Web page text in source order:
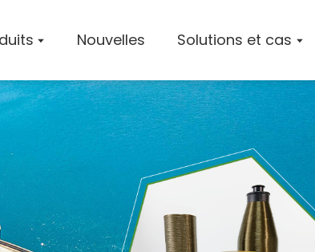
Nouvelles Solutions et cas
Profil De L'entreprise
Atelier
Certificats